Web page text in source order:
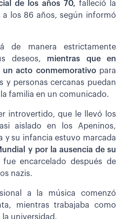
de los años 70, falleció la
a los 86 años, según informó
de manera estrictamente
deseos, mientras que en
acto conmemorativopara
y personas cercanas puedan
familia en un comunicado.
introvertido, que le llevó los
aislado en los Apeninos,
y su infancia estuvo marcada
y por la ausencia de su
fue encarcelado después de
nazis.
a la música comenzó
mientras trabajaba como
universidad.